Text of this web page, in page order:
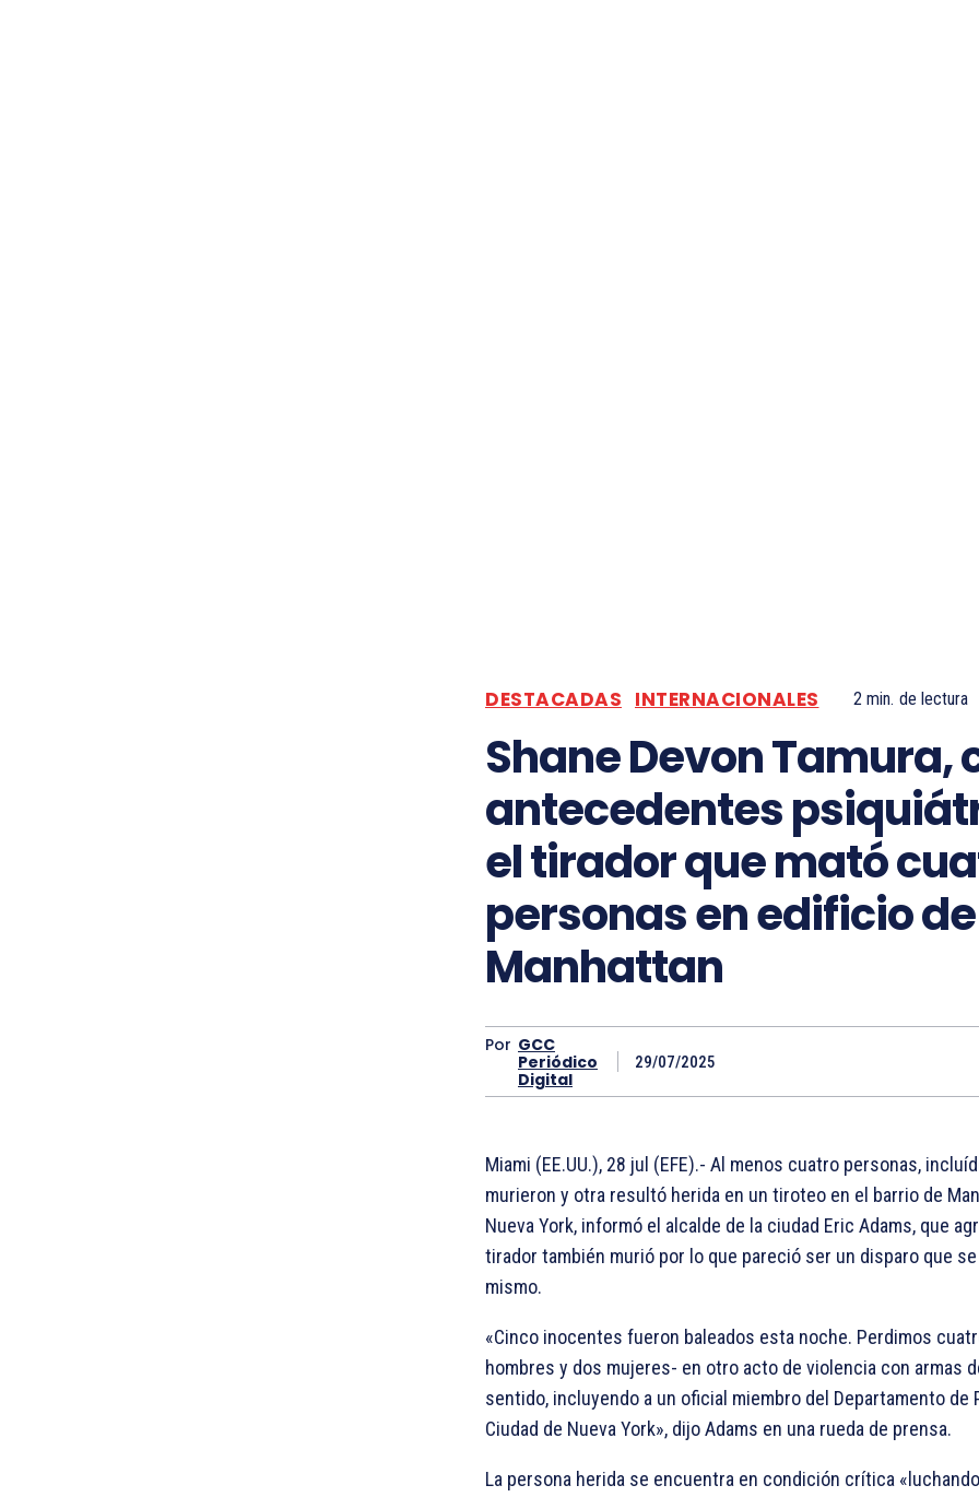
DESTACADAS INTERNACIONALES 2 min. de lectura
Shane Devon Tamura,
antecedentes
el tirador que mató
personas en edificio de
Manhattan
Por GCC
Periódico
Digital
29/07/2025
Miami (EE.UU.), 28 jul (EFE).- Al menos cuatro personas,
murieron y otra resultó herida en un tiroteo en el barrio de
Nueva York, informó el alcalde de la ciudad Eric Adams, que
tirador también murió por lo que pareció ser un disparo que
mismo.
«Cinco inocentes fueron baleados esta noche. Perdimos
hombres y dos mujeres- en otro acto de violencia con armas
sentido, incluyendo a un oficial miembro del Departamento de
Ciudad de Nueva York», dijo Adams en una rueda de prensa.
La persona herida se encuentra en condición crítica